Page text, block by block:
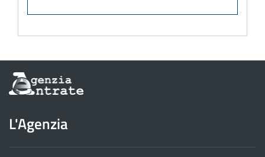
Informazioni
sul
dell'Agenzia
delle
Entrate
L'Agenzia